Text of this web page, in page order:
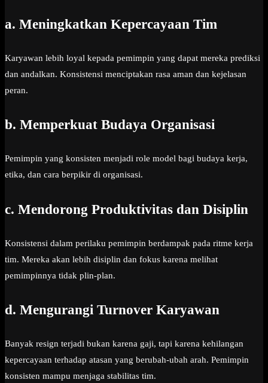
a. Meningkatkan Kepercayaan Tim
Karyawan lebih loyal kepada pemimpin yang dapat mereka prediksi
dan andalkan. Konsistensi menciptakan rasa aman dan kejelasan
peran.
b. Memperkuat Budaya Organisasi
Pemimpin yang konsisten menjadi role model bagi budaya kerja,
etika, dan cara berpikir di organisasi.
c. Mendorong Produktivitas dan Disiplin
Konsistensi dalam perilaku pemimpin berdampak pada ritme kerja
tim. Mereka akan lebih disiplin dan fokus karena melihat
pemimpinnya tidak plin-plan.
d. Mengurangi Turnover Karyawan
Banyak resign terjadi bukan karena gaji, tapi karena kehilangan
kepercayaan terhadap atasan yang berubah-ubah arah. Pemimpin
konsisten mampu menjaga stabilitas tim.